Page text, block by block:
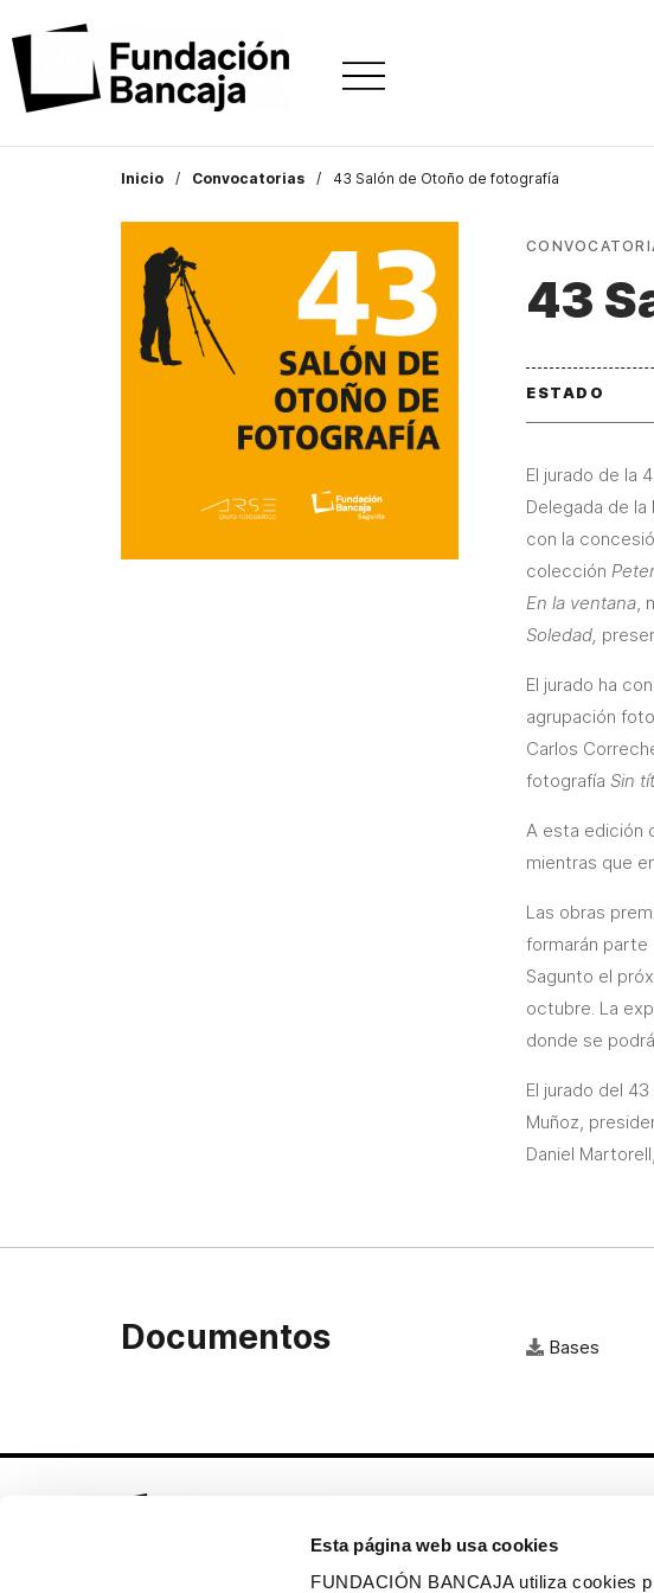
Esta página web usa cookies
FUNDACIÓN BANCAJA utiliza cookies
Inicio Convocatorias 43 Salón de Otoño de fotografía
43
ESTADO
El jurado de la
Delegada de
con la
colección Peter
En la ventana,
Soledad,
El jurado ha
agrupación
Carlos
fotografía Sin
A esta edición
mientras que
Las obras
formarán parte
Sagunto el
octubre. La
donde se
El jurado del
Muñoz,
Daniel
Documentos Bases